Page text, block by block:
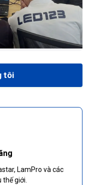
tôi
LamPro và các
thế giới.